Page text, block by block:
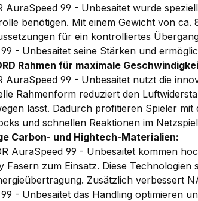
AuraSpeed 99 - Unbesaitet wurde
benötigen. Mit einem Gewicht von
für ein kontrolliertes
- Unbesaitet seine Stärken und
Rahmen für maximale
AuraSpeed 99 - Unbesaitet nutzt die
Rahmenform reduziert den
lässt. Dadurch profitieren Spieler
und schnellen Reaktionen im
Carbon- und Hightech-Materialien:
AuraSpeed 99 - Unbesaitet kommen
Fasern zum Einsatz. Diese
Zusätzlich verbessert
- Unbesaitet das Handling optimieren